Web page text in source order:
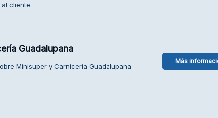
al cliente.
Guadalupana
Minisuper y Carnicería Guadalupana
Más